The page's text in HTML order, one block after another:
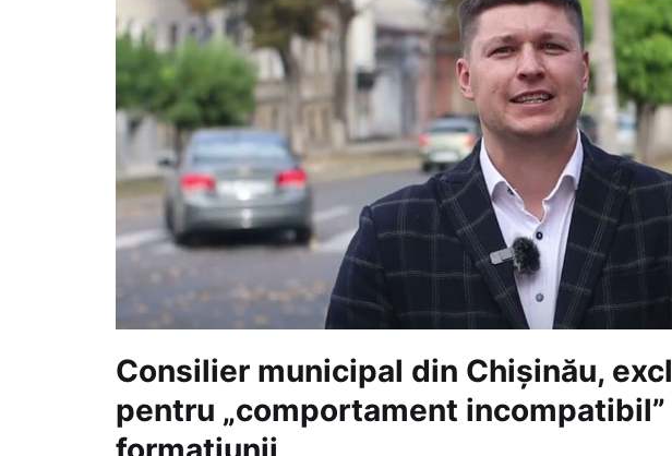
Consilier municipal din Chișinău,
pentru „comportament